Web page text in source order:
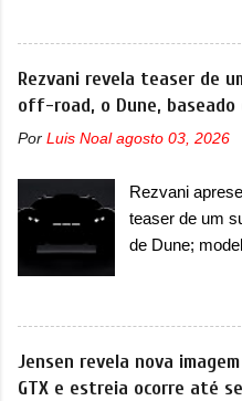
versão
depois de um
foi marcava
japoneses e
arrancando
vendas em
vinha em 3
do hatch e o
apresentar na
para o Z20,
vendido no
lançamento,
por sua
mudará de
vendido na
mudanças
pode ser um
Chamado de
Thunder, ele
eficiência
hardware.
Rezvani revela teaser de
off-road, o Dune, baseado
Por Luis Noal agosto 03, 2026
Rezvani
teaser de um
de Dune;
apresentou
novo
Jensen revela nova
GTX e estreia ocorre até